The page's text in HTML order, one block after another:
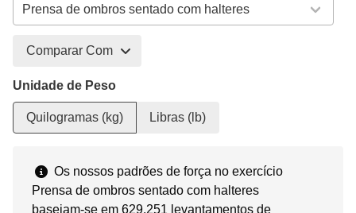
Comparar Com
Unidade de Peso
Quilogramas (kg) Libras (lb)
Os nossos padrões de força no exercício
Prensa de ombros sentado com halteres
baseiam-se em 629.251 levantamentos de